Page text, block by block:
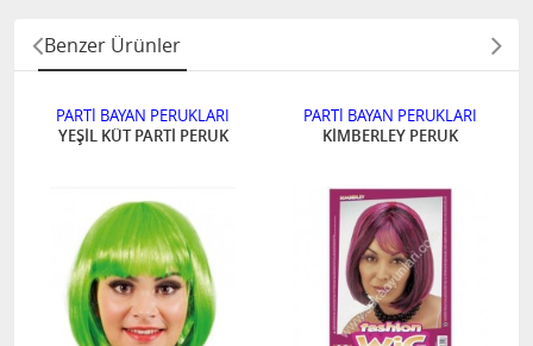
Benzer Ürünler
PARTİ BAYAN PERUKLARI
YEŞİL KÜT PARTİ PERUK
PARTİ BAYAN PERUKLARI
KİMBERLEY PERUK